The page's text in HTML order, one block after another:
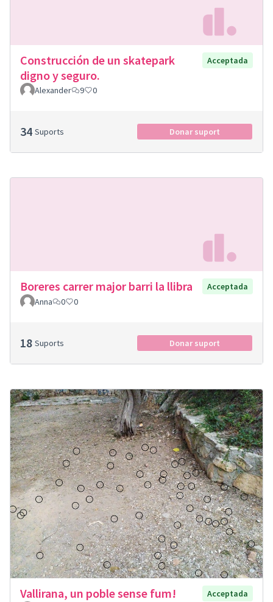
Construcción de un skatepark
digno y seguro.
Acceptada
Alexander 9 0
34 Suports Donar suport
Boreres carrer major barri la llibra
Acceptada
Anna
0 0
18 Suports Donar suport
Vallirana, un poble sense fum!
Acceptada